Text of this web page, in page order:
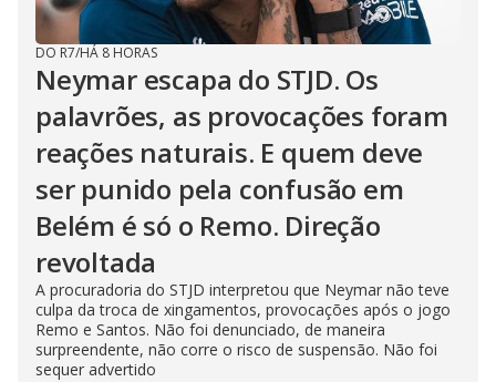
DO R7/HÁ 8 HORAS
Neymar escapa do STJD. Os
palavrões, as provocações foram
reações naturais. E quem deve
ser punido pela confusão em
Belém é só o Remo. Direção
revoltada
A procuradoria do STJD interpretou que Neymar não teve
culpa da troca de xingamentos, provocações após o jogo
Remo e Santos. Não foi denunciado, de maneira
surpreendente, não corre o risco de suspensão. Não foi
sequer advertido